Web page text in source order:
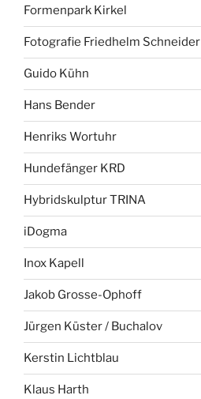
Formenpark Kirkel
Fotografie Friedhelm Schneider
Guido Kühn
Hans Bender
Henriks Wortuhr
Hundefänger KRD
Hybridskulptur TRINA
iDogma
Inox Kapell
Jakob Grosse-Ophoff
Jürgen Küster / Buchalov
Kerstin Lichtblau
Klaus Harth